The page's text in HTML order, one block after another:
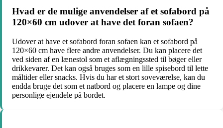
Hvad er de mulige anvendelser af et sofabord på
120×60 cm udover at have det foran sofaen?
Udover at have et sofabord foran sofaen kan et sofabord på
120×60 cm have flere andre anvendelser. Du kan placere det
ved siden af en lænestol som et aflægningssted til bøger eller
drikkevarer. Det kan også bruges som en lille spisebord til lette
måltider eller snacks. Hvis du har et stort soveværelse, kan du
endda bruge det som et natbord og placere en lampe og dine
personlige ejendele på bordet.